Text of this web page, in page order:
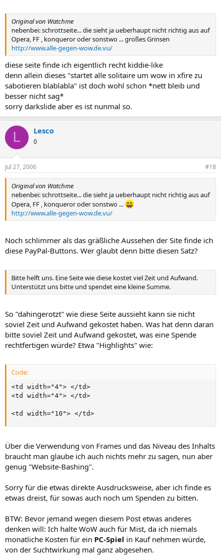
Original von Watchme
nebenbei: schrottseite... die sieht ja ueberhaupt nicht richtig aus auf
Opera, FF , konqueror oder sonstwo ... großes Grinsen
http://www.alle-gegen-wow.de.vu/
diese seite finde ich eigentlich recht kiddie-like
denn allein dieses "startet alle solitaire um wow in xfire zu
sabotieren blablabla" ist doch wohl schon *nett bleib und
besser nicht sag*
sorry darkslide aber es ist nunmal so.
L Lesco
0
Jul 27, 2006 #18
Original von Watchme
nebenbei: schrottseite... die sieht ja ueberhaupt nicht richtig aus auf
Opera, FF , konqueror oder sonstwo ...
http://www.alle-gegen-wow.de.vu/
Noch schlimmer als das gräßliche Aussehen der Site finde ich
diese PayPal-Buttons. Wer glaubt denn bitte diesen Satz?
Bitte helft uns. Eine Seite wie diese kostet viel Zeit und Aufwand.
Unterstützt uns bitte und spendet eine kleine Summe.
So "dahingerotzt" wie diese Seite aussieht kann sie nicht
soviel Zeit und Aufwand gekostet haben. Was hat denn daran
bitte soviel Zeit und Aufwand gekostet, was eine Spende
rechtfertigen würde? Etwa "Highlights" wie:
Code:
<td width="4"> </td>
<td width="4"> </td>
<td width="10"> </td>
Über die Verwendung von Frames und das Niveau des Inhalts
braucht man glaube ich auch nichts mehr zu sagen, nun aber
genug "Website-Bashing".
Sorry für die etwas direkte Ausdrucksweise, aber ich finde es
etwas dreist, für sowas auch noch um Spenden zu bitten.
BTW: Bevor jemand wegen diesem Post etwas anderes
denken will: Ich halte WoW auch für Mist, da ich niemals
monatliche Kosten für ein PC-Spiel in Kauf nehmen würde,
von der Suchtwirkung mal ganz abgesehen.